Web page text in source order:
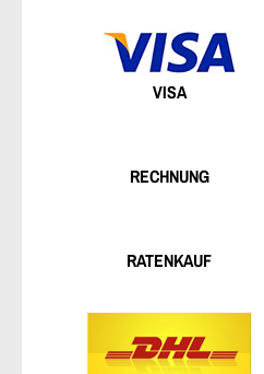
VISA
RECHNUNG
RATENKAUF